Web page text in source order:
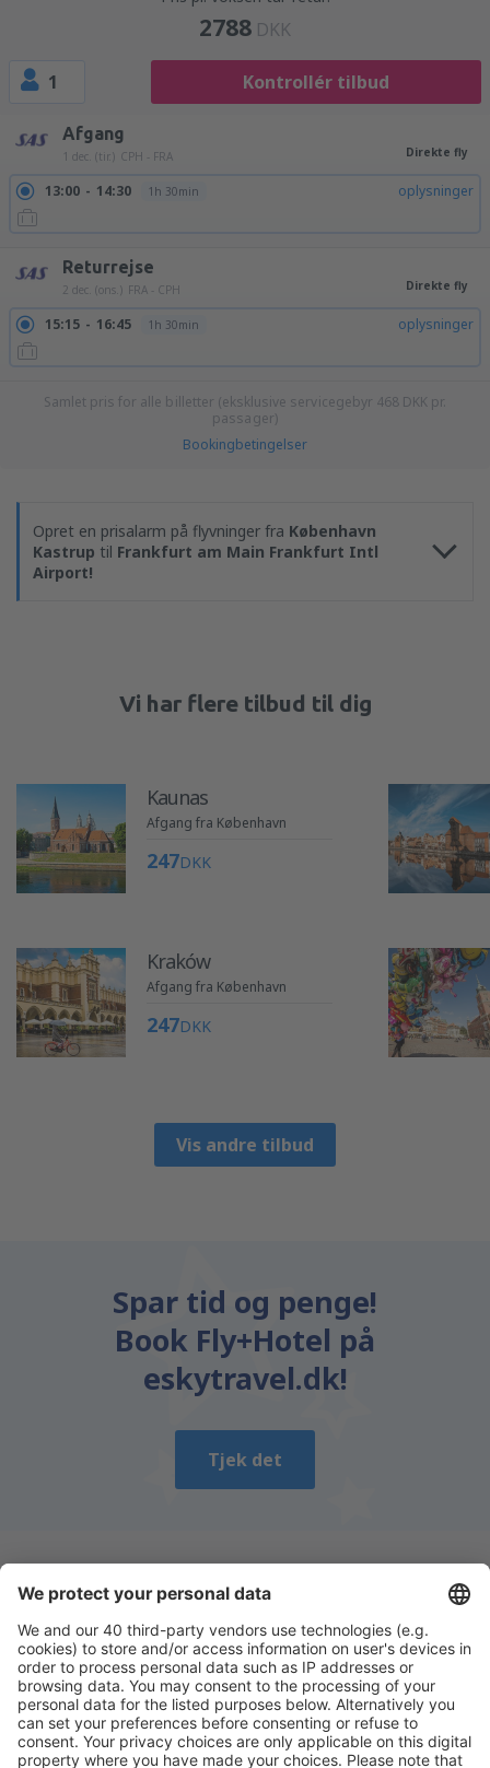
2788 DKK
1 Kontrollér tilbud
Afgang
1 dec. (tir.) CPH - FRA Direkte fly
13:00 14:30 1h 30min oplysninger
Returrejse
2 dec. (ons.) FRA - CPH Direkte fly
15:15 16:45 1h 30min oplysninger
Samlet pris for alle billetter (eksklusive servicegebyr 468 DKK pr.
passager)
Bookingbetingelser
Opret en prisalarm på flyvninger fra København
Kastrup til Frankfurt am Main Frankfurt Intl
Airport!
Vi har flere tilbud til dig
Kaunas
Afgang fra København
247DKK
Kraków
Afgang fra København
247DKK
Vis andre tilbud
Spar tid og penge!
Book Fly+Hotel på
eskytravel.dk!
Tjek det
Download vores appog planlæg nemt dine
rejser